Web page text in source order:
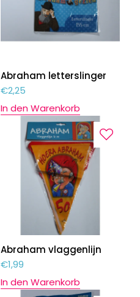
Abraham letterslinger
€2,25
In den Warenkorb
Abraham vlaggenlijn
€1,99
In den Warenkorb